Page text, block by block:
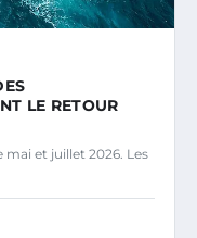
LE RETOUR
mai et juillet 2026. Les